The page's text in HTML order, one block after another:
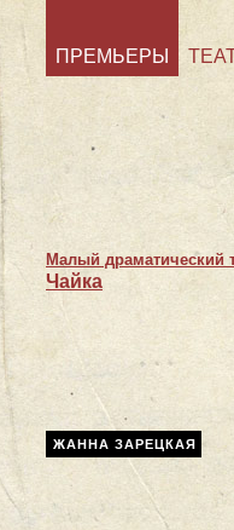
ПРЕМЬЕРЫ
Малый драматический
Чайка
ЖАННА ЗАРЕЦКАЯ